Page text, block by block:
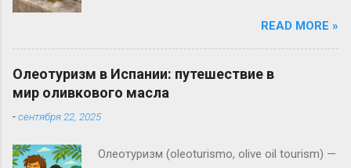
Алеппо до турецких хамамов и мастерских
Марселя. Хотя с точки зрения химии
сырьём для мыловарения, его мягкость,
сделали его основой самых известных
история показывает, что оливковое масло
READ MORE »
Олеотуризм в Испании: путешествие в
мир оливкового масла
-сентября 22, 2025
Олеотуризм (oleoturismo, olive oil tourism) —